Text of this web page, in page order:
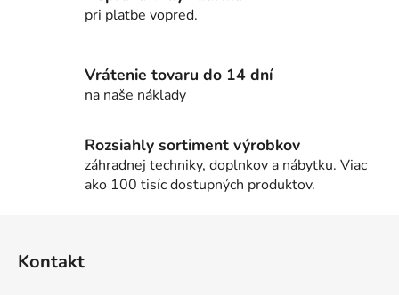
pri platbe vopred.
Vrátenie tovaru do 14 dní
na naše náklady
Rozsiahly sortiment výrobkov
záhradnej techniky, doplnkov a nábytku. Viac
ako 100 tisíc dostupných produktov.
Kontakt